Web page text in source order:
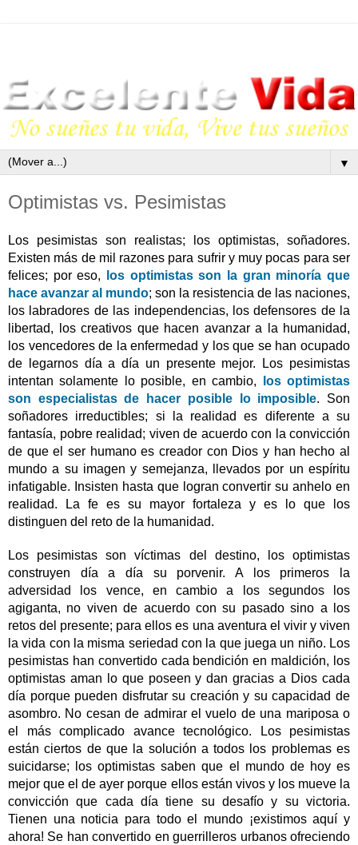
▼
Optimistas vs. Pesimistas
Los pesimistas son realistas; los optimistas, soñadores.
Existen más de mil razones para sufrir y muy pocas para ser
felices; por eso,
los optimistas son la gran minoría que
hace avanzar al mundo; son la resistencia de las naciones,
los labradores de las independencias, los defensores de la
libertad, los creativos que hacen avanzar a la humanidad,
los vencedores de la enfermedad y los que se han ocupado
de legarnos día a día un presente mejor. Los pesimistas
intentan solamente lo posible, en cambio,
los optimistas
son especialistas de hacer posible lo imposible. Son
soñadores irreductibles; si la realidad es diferente a su
fantasía, pobre realidad; viven de acuerdo con la convicción
de que el ser humano es creador con Dios y han hecho al
mundo a su imagen y semejanza, llevados por un espíritu
infatigable. Insisten hasta que logran convertir su anhelo en
realidad. La fe es su mayor fortaleza y es lo que los
distinguen del reto de la humanidad.
Los pesimistas son víctimas del destino, los optimistas
construyen día a día su porvenir. A los primeros la
adversidad los vence, en cambio a los segundos los
agiganta, no viven de acuerdo con su pasado sino a los
retos del presente; para ellos es una aventura el vivir y viven
la vida con la misma seriedad con la que juega un niño. Los
pesimistas han convertido cada bendición en maldición, los
optimistas aman lo que poseen y dan gracias a Dios cada
día porque pueden disfrutar su creación y su capacidad de
asombro. No cesan de admirar el vuelo de una mariposa o
el más complicado avance tecnológico. Los pesimistas
están ciertos de que la solución a todos los problemas es
suicidarse; los optimistas saben que el mundo de hoy es
mejor que el de ayer porque ellos están vivos y los mueve la
convicción que cada día tiene su desafío y su victoria.
Tienen una noticia para todo el mundo ¡existimos aquí y
ahora! Se han convertido en guerrilleros urbanos ofreciendo